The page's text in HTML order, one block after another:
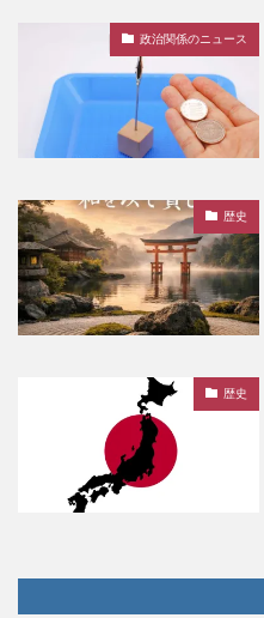
政治関係のニュース
歴史
歴史